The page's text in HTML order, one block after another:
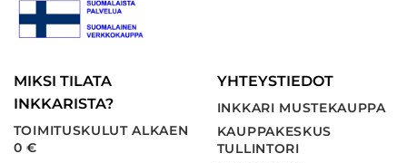
MIKSI TILATA
INKKARISTA?
TOIMITUSKULUT ALKAEN
0 €
YHTEYSTIEDOT
INKKARI MUSTEKAUPPA
KAUPPAKESKUS
TULLINTORI